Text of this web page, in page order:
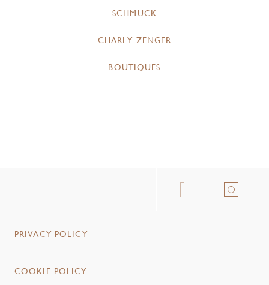
SCHMUCK
CHARLY ZENGER
BOUTIQUES
PRIVACY POLICY
COOKIE POLICY